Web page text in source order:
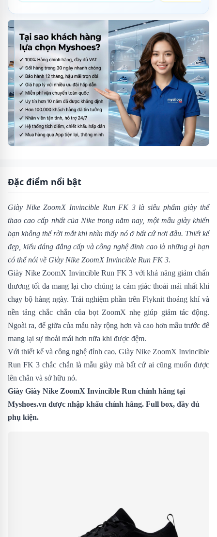
Đặc điểm nổi bật
Giày Nike ZoomX Invincible Run FK 3 là siêu phẩm giày thể
thao cao cấp nhất của Nike trong năm nay, một mẫu giày khiến
bạn không thể rời mắt khi nhìn thấy nó ở bất cứ nơi đâu. Thiết kế
đẹp, kiểu dáng đẳng cấp và công nghệ đỉnh cao là những gì bạn
có thể nói về Giày Nike ZoomX Invincible Run FK 3.
Giày Nike ZoomX Invincible Run FK 3 với khả năng giảm chấn
thương tối đa mang lại cho chúng ta cảm giác thoải mái nhất khi
chạy bộ hàng ngày. Trải nghiệm phần trên Flyknit thoáng khí và
nền tảng chắc chắn của bọt ZoomX nhẹ giúp giảm tác động.
Ngoài ra, đế giữa của mẫu này rộng hơn và cao hơn mẫu trước để
mang lại sự thoải mái hơn nữa khi được đệm.
Với thiết kế và công nghệ đỉnh cao, Giày Nike ZoomX Invincible
Run FK 3 chắc chắn là mẫu giày mà bất cứ ai cũng muốn được
lên chân và sở hữu nó.
Giày Giày Nike ZoomX Invincible Run chính hãng tại
Myshoes.vn được nhập khẩu chính hãng. Full box, đầy đủ
phụ kiện.